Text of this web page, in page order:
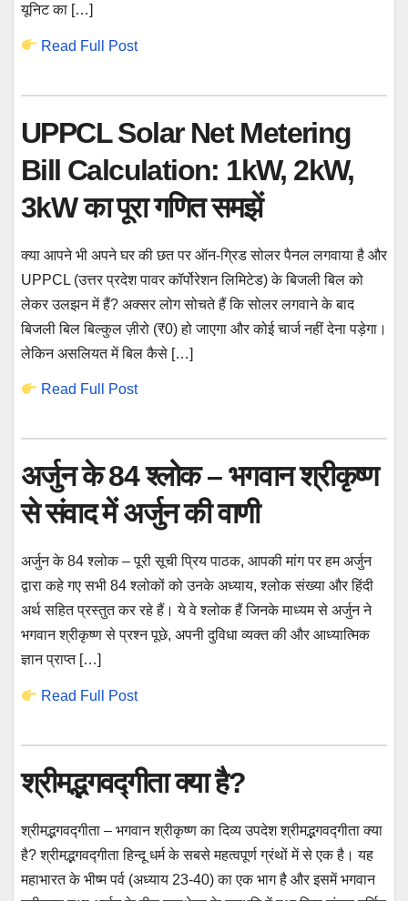
यूनिट का […]
Read Full Post
UPPCL Solar Net Metering
Bill Calculation: 1kW, 2kW,
3kW का पूरा गणित समझें
क्या आपने भी अपने घर की छत पर ऑन-ग्रिड सोलर पैनल लगवाया है और
UPPCL (उत्तर प्रदेश पावर कॉर्पोरेशन लिमिटेड) के बिजली बिल को
लेकर उलझन में हैं? अक्सर लोग सोचते हैं कि सोलर लगवाने के बाद
बिजली बिल बिल्कुल ज़ीरो (₹0) हो जाएगा और कोई चार्ज नहीं देना पड़ेगा।
लेकिन असलियत में बिल कैसे […]
Read Full Post
अर्जुन के 84 श्लोक – भगवान श्रीकृष्ण
से संवाद में अर्जुन की वाणी
अर्जुन के 84 श्लोक – पूरी सूची प्रिय पाठक, आपकी मांग पर हम अर्जुन
द्वारा कहे गए सभी 84 श्लोकों को उनके अध्याय, श्लोक संख्या और हिंदी
अर्थ सहित प्रस्तुत कर रहे हैं। ये वे श्लोक हैं जिनके माध्यम से अर्जुन ने
भगवान श्रीकृष्ण से प्रश्न पूछे, अपनी दुविधा व्यक्त की और आध्यात्मिक
ज्ञान प्राप्त […]
Read Full Post
श्रीमद्भगवद्गीता क्या है?
श्रीमद्भगवद्गीता – भगवान श्रीकृष्ण का दिव्य उपदेश श्रीमद्भगवद्गीता क्या
है? श्रीमद्भगवद्गीता हिन्दू धर्म के सबसे महत्वपूर्ण ग्रंथों में से एक है। यह
महाभारत के भीष्म पर्व (अध्याय 23-40) का एक भाग है और इसमें भगवान